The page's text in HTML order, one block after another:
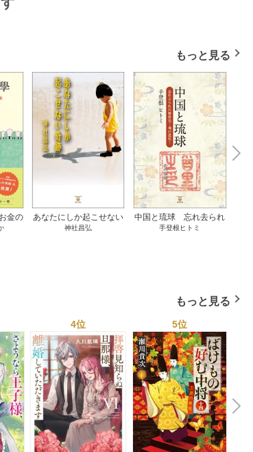
もっと見る
金の
あなたにしか起こせない
奇跡 1巻
神社昌弘
中国と琉球 忘れ去られ
た冊封史―魂の進化― 1
手登根ヒトミ
N
e
x
t
もっと見る
4位 5位
N
e
x
t